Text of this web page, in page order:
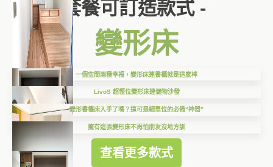
套餐可訂造款式 -
變形床
一個空間兩種幸福，變形床連書櫃就是這麼棒
LivoS 超慳位變形床連儲物沙發
變形書檯床入手了嗎？這可是細單位的必備“神器”
擁有這張變形床不再怕朋友沒地方訓
查看更多款式